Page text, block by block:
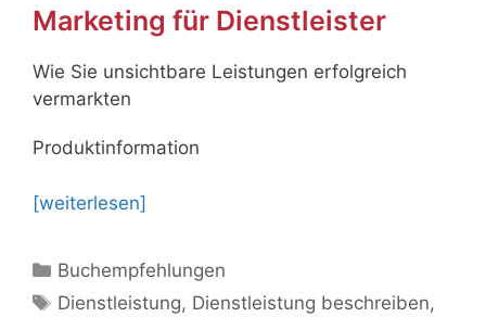
Marketing für Dienstleister
Wie Sie unsichtbare Leistungen erfolgreich
vermarkten
Produktinformation
[weiterlesen]
Kategorien
Buchempfehlungen
Schlagwörter
Dienstleistung, Dienstleistung beschreiben,